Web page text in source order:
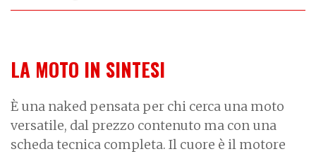
LA MOTO IN SINTESI
È una naked pensata per chi cerca una moto
versatile, dal prezzo contenuto ma con una
scheda tecnica completa. Il cuore è il motore